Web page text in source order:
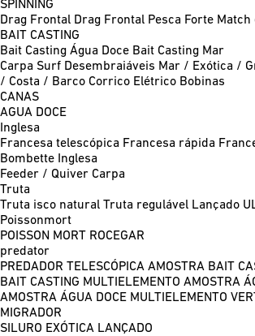
SPINNING
Drag Frontal Drag Frontal Pesca Forte Match
BAIT CASTING
Bait Casting Água Doce Bait Casting Mar
Carpa Surf Desembraiáveis Mar / Exótica /
/ Costa / Barco Corrico Elétrico Bobinas
CANAS
AGUA DOCE
Inglesa
Francesa telescópica Francesa rápida
Bombette Inglesa
Feeder / Quiver Carpa
Truta
Truta isco natural Truta regulável Lançado
Poissonmort
POISSON MORT ROCEGAR
predator
PREDADOR TELESCÓPICA AMOSTRA BAIT
BAIT CASTING MULTIELEMENTO AMOSTRA
AMOSTRA ÁGUA DOCE MULTIELEMENTO
MIGRADOR
SILURO EXÓTICA LANÇADO